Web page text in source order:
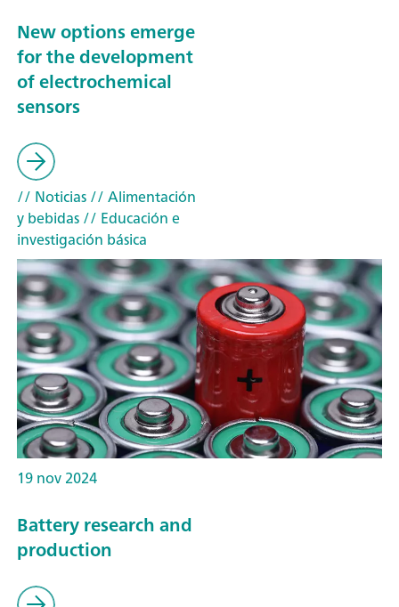
New options emerge
for the development
of electrochemical
sensors
// Noticias// Alimentación
y bebidas// Educación e
investigación básica
19 nov 2024
Battery research and
production